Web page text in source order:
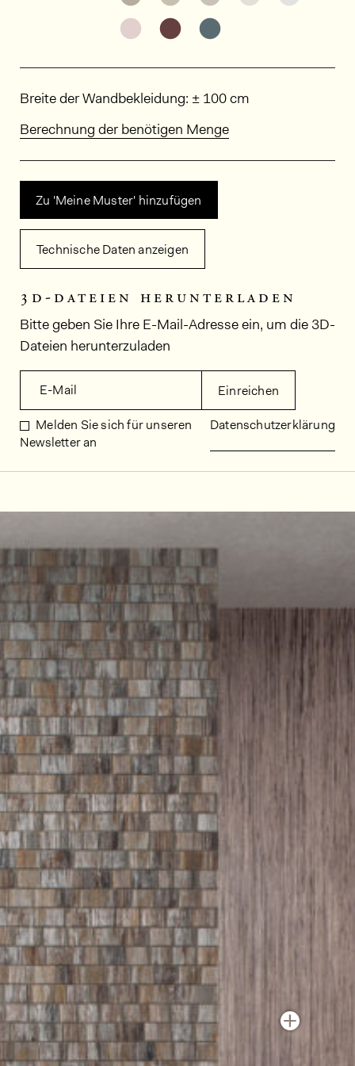
Weitere Varianten entdecken:
Weitere Varianten
Abmessungen
Breite der Wandbekleidung: ± 100 cm
Berechnung der benötigen Menge
Zu 'Meine Muster' hinzufügen
Technische Daten anzeigen
3d-dateien herunterladen
Bitte geben Sie Ihre E-Mail-Adresse ein, um die 3D-
Dateien herunterzuladen
E-Mail Einreichen
Melden Sie sich für unseren
Newsletter an
Datenschutzerklärung